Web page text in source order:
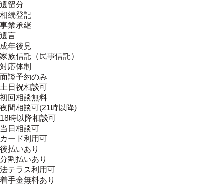
遺留分
相続登記
事業承継
遺言
成年後見
家族信託（民事信託）
対応体制
面談予約のみ
土日祝相談可
初回相談無料
夜間相談可(21時以降)
18時以降相談可
当日相談可
カード利用可
後払いあり
分割払いあり
法テラス利用可
着手金無料あり